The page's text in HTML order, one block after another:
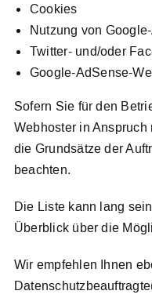
Cookies
Nutzung von
Twitter- und/oder
Google-AdSense-
Sofern Sie für den
Webhoster in
die Grundsätze der
beachten.
Die Liste kann lang
Überblick über die
Wir empfehlen Ihnen